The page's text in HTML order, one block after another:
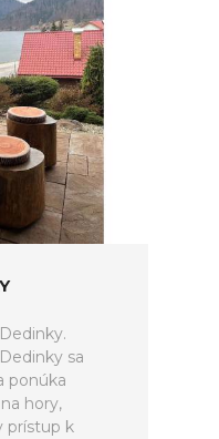
sa
ponúka
hory,
prístup k